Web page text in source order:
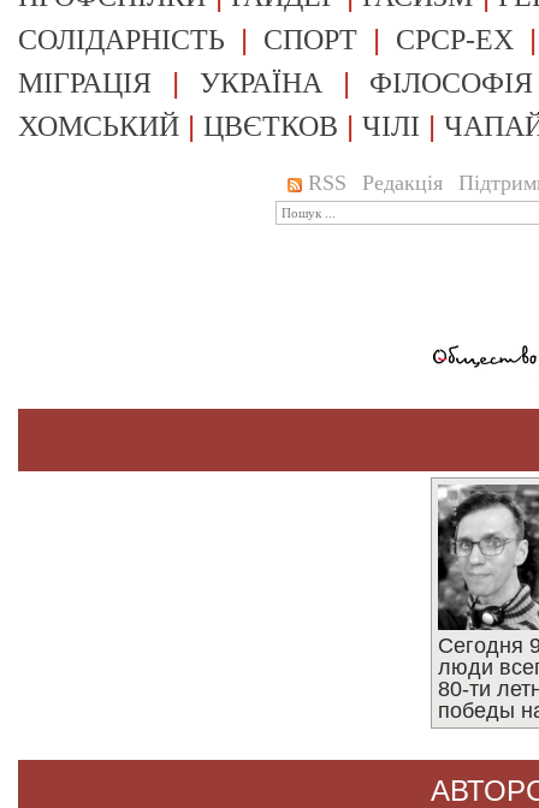
СОЛІДАРНІСТЬ | СПОРТ | СРСР-EX
МІГРАЦІЯ | УКРАЇНА | ФІЛОСОФІЯ
ХОМСЬКИЙ | ЦВЄТКОВ | ЧІЛІ |
RSS Редакція
Сегодня
люди
80-ти
победы